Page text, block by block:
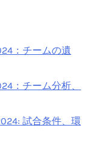
：チームの遺
：チーム分析、
試合条件、環